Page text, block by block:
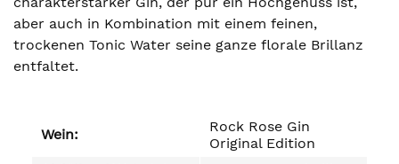
aber auch in Kombination mit einem feinen,
trockenen Tonic Water seine ganze florale Brillanz
entfaltet.
Wein:
Rock Rose Gin
Original Edition